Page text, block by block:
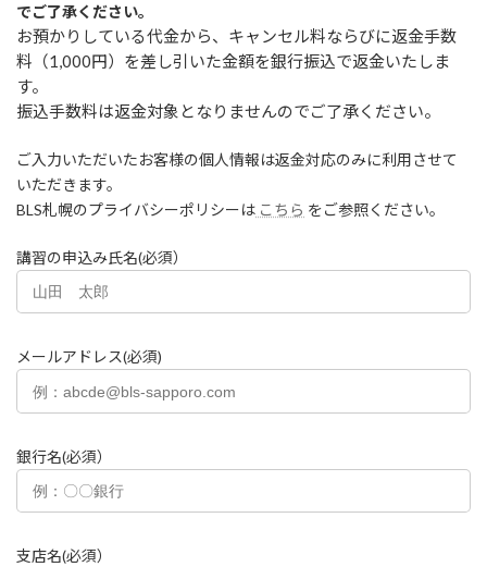
でご了承ください。
お預かりしている代金から、キャンセル料ならびに返金手数
料（1,000円）を差し引いた金額を銀行振込で返金いたしま
す。
振込手数料は返金対象となりませんのでご了承ください。
ご入力いただいたお客様の個人情報は返金対応のみに利用させて
いただきます。
BLS札幌のプライバシーポリシーは こちら をご参照ください。
講習の申込み氏名(必須）
メールアドレス(必須)
銀行名(必須）
支店名(必須）